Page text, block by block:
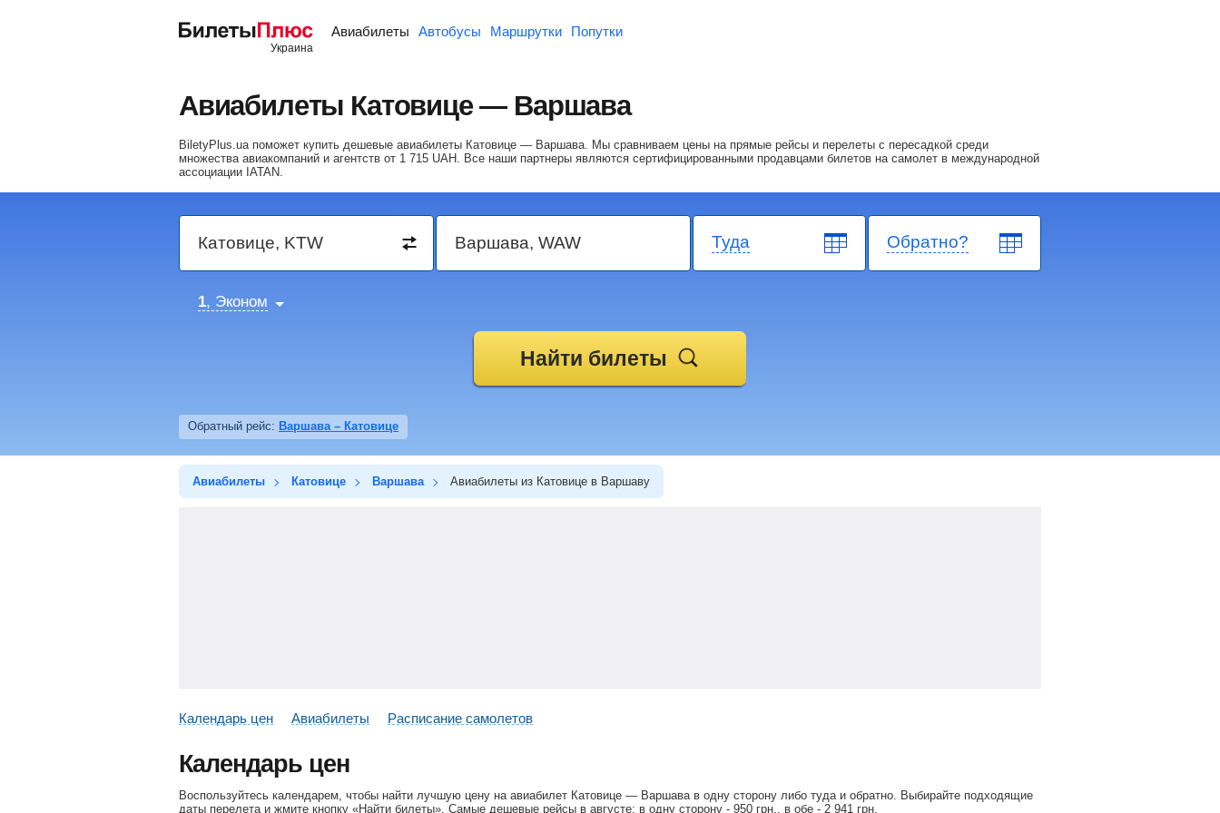
Авиабилеты Автобусы Маршрутки Попутки
Авиабилеты Катовице — Варшава
BiletyPlus.ua поможет купить дешевые авиабилеты Катовице — Варшава. Мы сравниваем цены на прямые рейсы и перелеты с пересадкой среди
множества авиакомпаний и агентств от 1 715 UAH . Все наши партнеры являются сертифицированными продавцами билетов на самолет в международной
ассоциации IATAN.
Туда Обратно?
1, Эконом
Найти билеты
Обратный рейс: Варшава – Катовице
Авиабилеты Катовице Варшава Авиабилеты из Катовице в Варшаву
Календарь цен Авиабилеты Расписание самолетов
Календарь цен
Воспользуйтесь календарем, чтобы найти лучшую цену на авиабилет Катовице — Варшава в одну сторону либо туда и обратно. Выбирайте подходящие
даты перелета и жмите кнопку «Найти билеты». Самые дешевые рейсы в августе: в одну сторону - 950 грн., в обе - 2 941 грн.